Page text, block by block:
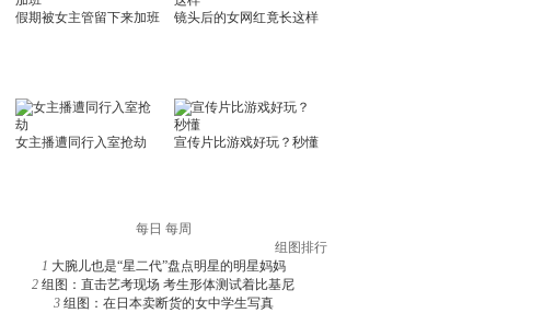
每日 每周
组图排行
1 大腕儿也是“星二代”盘点明星的明星妈妈
2 组图：直击艺考现场 考生形体测试着比基尼
3 组图：在日本卖断货的女中学生写真